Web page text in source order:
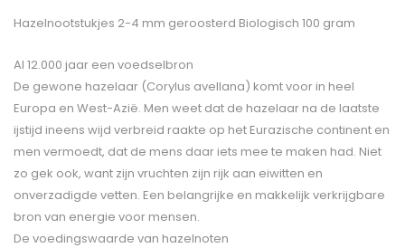
Hazelnootstukjes 2-4 mm geroosterd Biologisch 100 gram
Al 12.000 jaar een voedselbron
De gewone hazelaar (Corylus avellana) komt voor in heel
Europa en West-Azië. Men weet dat de hazelaar na de laatste
ijstijd ineens wijd verbreid raakte op het Eurazische continent en
men vermoedt, dat de mens daar iets mee te maken had. Niet
zo gek ook, want zijn vruchten zijn rijk aan eiwitten en
onverzadigde vetten. Een belangrijke en makkelijk verkrijgbare
bron van energie voor mensen.
De voedingswaarde van hazelnoten